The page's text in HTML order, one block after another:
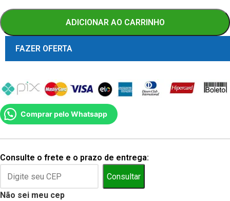
ADICIONAR AO CARRINHO
FAZER OFERTA
Comprar pelo Whatsapp
Consulte o frete e o prazo de entrega:
Consultar
Não sei meu cep